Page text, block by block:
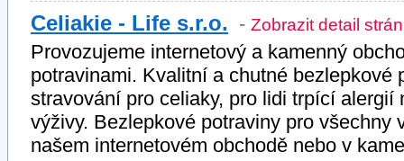
Celiakie - Life s.r.o. - Zobrazit detail
Provozujeme internetový a kamenný
potravinami. Kvalitní a chutné bezlepkové
stravování pro celiaky, pro lidi trpící alergií
výživy. Bezlepkové potraviny pro všechny
našem internetovém obchodě nebo v